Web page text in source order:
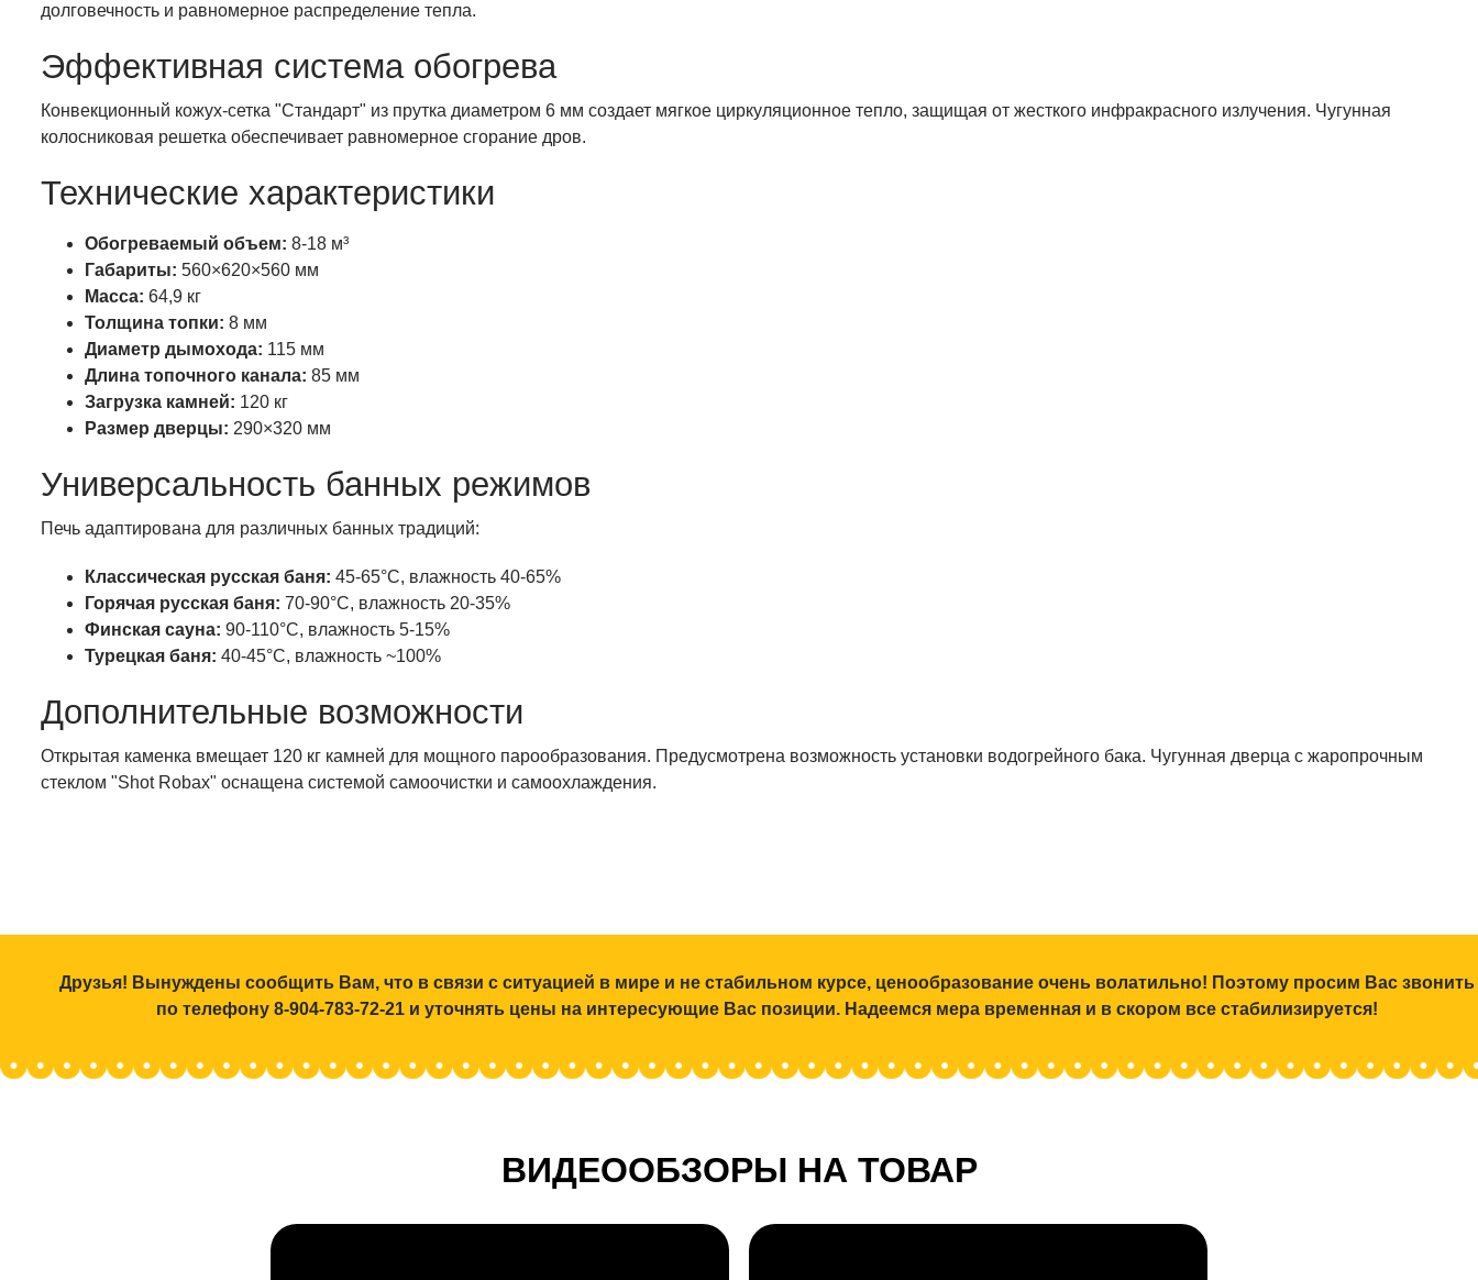
долговечность и равномерное распределение тепла.
Эффективная система обогрева
Конвекционный кожух-сетка "Стандарт" из прутка диаметром 6 мм создает мягкое циркуляционное тепло, защищая от жесткого инфракрасного излучения. Чугунная
колосниковая решетка обеспечивает равномерное сгорание дров.
Технические характеристики
Обогреваемый объем: 8-18 м³
Габариты: 560×620×560 мм
Масса: 64,9 кг
Толщина топки: 8 мм
Диаметр дымохода: 115 мм
Длина топочного канала: 85 мм
Загрузка камней: 120 кг
Размер дверцы: 290×320 мм
Универсальность банных режимов
Печь адаптирована для различных банных традиций:
Классическая русская баня: 45-65°C, влажность 40-65%
Горячая русская баня: 70-90°C, влажность 20-35%
Финская сауна: 90-110°C, влажность 5-15%
Турецкая баня: 40-45°C, влажность ~100%
Дополнительные возможности
Открытая каменка вмещает 120 кг камней для мощного парообразования. Предусмотрена возможность установки водогрейного бака. Чугунная дверца с жаропрочным
стеклом "Shot Robax" оснащена системой самоочистки и самоохлаждения.
Друзья! Вынуждены сообщить Вам, что в связи с ситуацией в мире и не стабильном курсе, ценообразование очень волатильно! Поэтому просим Вас звонить
по телефону 8-904-783-72-21 и уточнять цены на интересующие Вас позиции. Надеемся мера временная и в скором все стабилизируется!
ВИДЕООБЗОРЫ НА ТОВАР